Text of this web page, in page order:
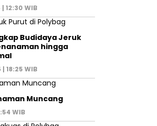
12:30 WIB
Budidaya Jeruk
hingga
18:25 WIB
Muncang
WIB